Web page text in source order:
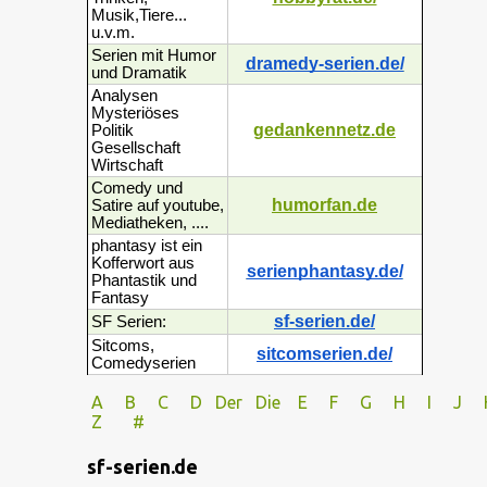
Musik,Tiere...
u.v.m.
Serien mit Humor
und Dramatik
dramedy-serien.de/
Analysen
Mysteriöses
Politik
Gesellschaft
Wirtschaft
gedankennetz.de
Comedy und
Satire auf youtube,
Mediatheken, ....
humorfan.de
phantasy ist ein
Kofferwort aus
Phantastik und
Fantasy
serienphantasy.de/
SF Serien: sf-serien.de/
Sitcoms,
Comedyserien
sitcomserien.de/
A B C D Der Die E F G H I J
Z
#
sf-serien.de